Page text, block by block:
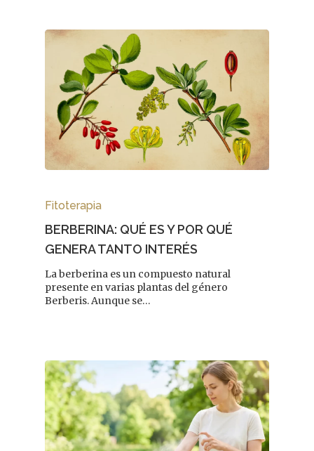
Fitoterapia
BERBERINA: QUÉ ES Y POR QUÉ
GENERA TANTO INTERÉS
La berberina es un compuesto natural
presente en varias plantas del género
Berberis. Aunque se…